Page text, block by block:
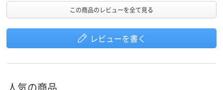
この商品のレビューを全て見る
レビューを書く